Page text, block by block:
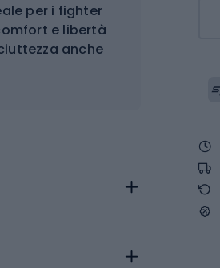
per i fighter
e libertà
anche